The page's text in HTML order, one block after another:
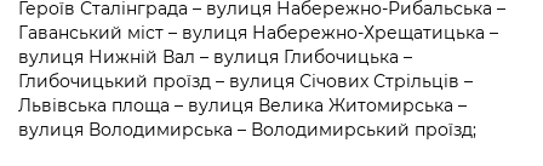
Героїв Сталінграда – вулиця Набережно-Рибальська –
Гаванський міст – вулиця Набережно-Хрещатицька –
вулиця Нижній Вал – вулиця Глибочицька –
Глибочицький проїзд – вулиця Січових Стрільців –
Львівська площа – вулиця Велика Житомирська –
вулиця Володимирська – Володимирський проїзд;